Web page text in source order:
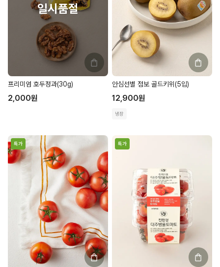
프리미엄 호두정과(30g)
2,000원
안심선별 점보 골드키위(5입)
12,900원
냉장
특가 특가